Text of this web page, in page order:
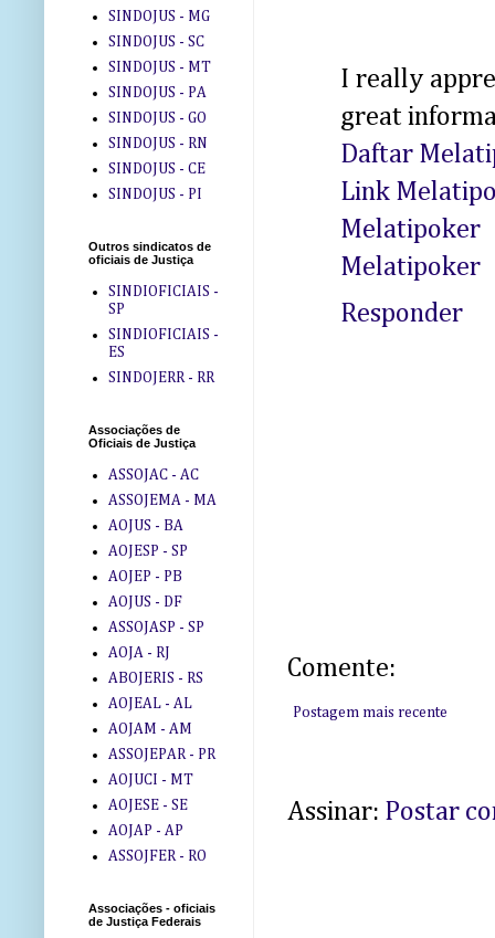
I really
great
Daftar
Link
Melatipoker
Melatipoker
Responder
Comente:
Postagem mais recente
Assinar: Postar
SINDOJUS - MG
SINDOJUS - SC
SINDOJUS - MT
SINDOJUS - PA
SINDOJUS - GO
SINDOJUS - RN
SINDOJUS - CE
SINDOJUS - PI
Outros sindicatos de
oficiais de Justiça
SINDIOFICIAIS -
SP
SINDIOFICIAIS -
ES
SINDOJERR - RR
Associações de
Oficiais de Justiça
ASSOJAC - AC
ASSOJEMA - MA
AOJUS - BA
AOJESP - SP
AOJEP - PB
AOJUS - DF
ASSOJASP - SP
AOJA - RJ
ABOJERIS - RS
AOJEAL - AL
AOJAM - AM
ASSOJEPAR - PR
AOJUCI - MT
AOJESE - SE
AOJAP - AP
ASSOJFER - RO
Associações - oficiais
de Justiça Federais